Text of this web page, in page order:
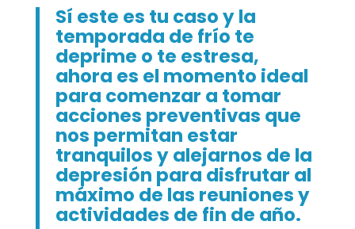
Sí este es tu caso y la
temporada de frío te
deprime o te estresa,
ahora es el momento ideal
para comenzar a tomar
acciones preventivas que
nos permitan estar
tranquilos y alejarnos de la
depresión para disfrutar al
máximo de las reuniones y
actividades de fin de año.